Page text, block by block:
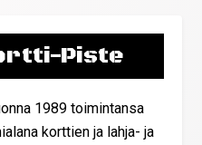
Piste
1989 toimintansa
korttien ja lahja- ja